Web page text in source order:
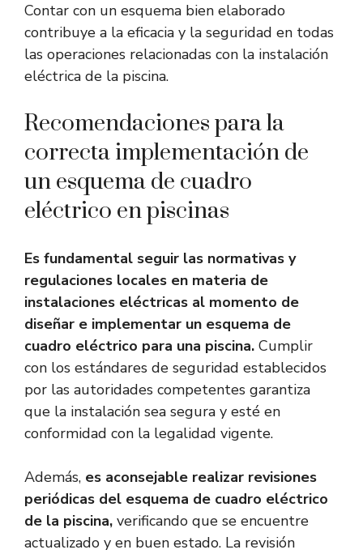
Contar con un esquema bien elaborado
contribuye a la eficacia y la seguridad en todas
las operaciones relacionadas con la instalación
eléctrica de la piscina.
Recomendaciones para la
correcta implementación de
un esquema de cuadro
eléctrico en piscinas
Es fundamental seguir las normativas y
regulaciones locales en materia de
instalaciones eléctricas al momento de
diseñar e implementar un esquema de
cuadro eléctrico para una piscina. Cumplir
con los estándares de seguridad establecidos
por las autoridades competentes garantiza
que la instalación sea segura y esté en
conformidad con la legalidad vigente.
Además, es aconsejable realizar revisiones
periódicas del esquema de cuadro eléctrico
de la piscina, verificando que se encuentre
actualizado y en buen estado. La revisión